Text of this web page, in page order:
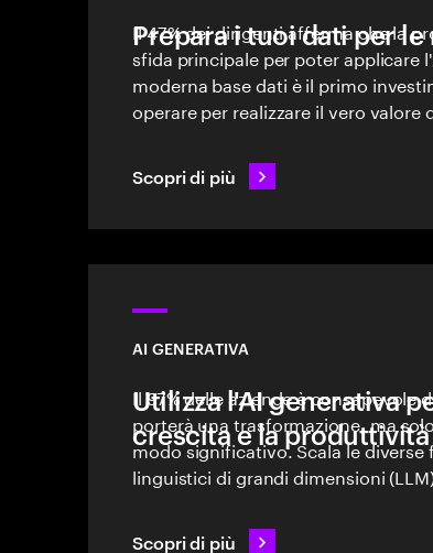
Prepara i tuoi dati per
Il 47% dei dirigenti afferma che la
sfida principale per poter applicare
moderna base dati è il primo
operare per realizzare il vero valore
Scopri di più
AI GENERATIVA
Utilizza l'AI generativa
crescita e la
Il 97% delle aziende è consapevole
porterà una trasformazione, ma
modo significativo. Scala le
linguistici di grandi dimensioni
Scopri di più